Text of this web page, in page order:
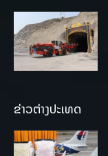
ຂ່າວຕ່າງປະເທດ